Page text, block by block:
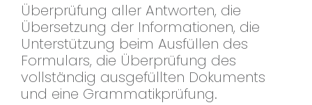
Überprüfung aller Antworten, die
Übersetzung der Informationen, die
Unterstützung beim Ausfüllen des
Formulars, die Überprüfung des
vollständig ausgefüllten Dokuments
und eine Grammatikprüfung.